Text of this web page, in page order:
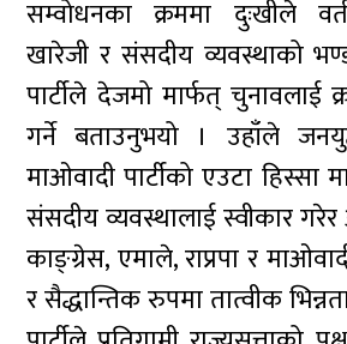
सम्वोधनका क्रममा दुःखीले
खारेजी र संसदीय व्यवस्थाको
पार्टीले देजमो मार्फत् चुनावलाई
गर्ने बताउनुभयो । उहाँले
माओवादी पार्टीको एउटा हिस्सा
संसदीय व्यवस्थालाई स्वीकार
काङ्ग्रेस, एमाले, राप्रपा र
र सैद्धान्तिक रुपमा तात्वीक